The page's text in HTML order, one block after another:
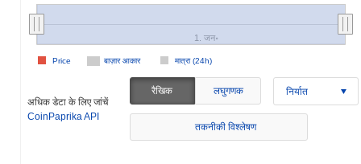
बाज़ार आकार मात्रा (24h)
Price
1. जन॰
अधिक डेटा के लिए जांचें
CoinPaprika API
रैखिक लघुगणक निर्यात
तकनीकी विश्लेषण